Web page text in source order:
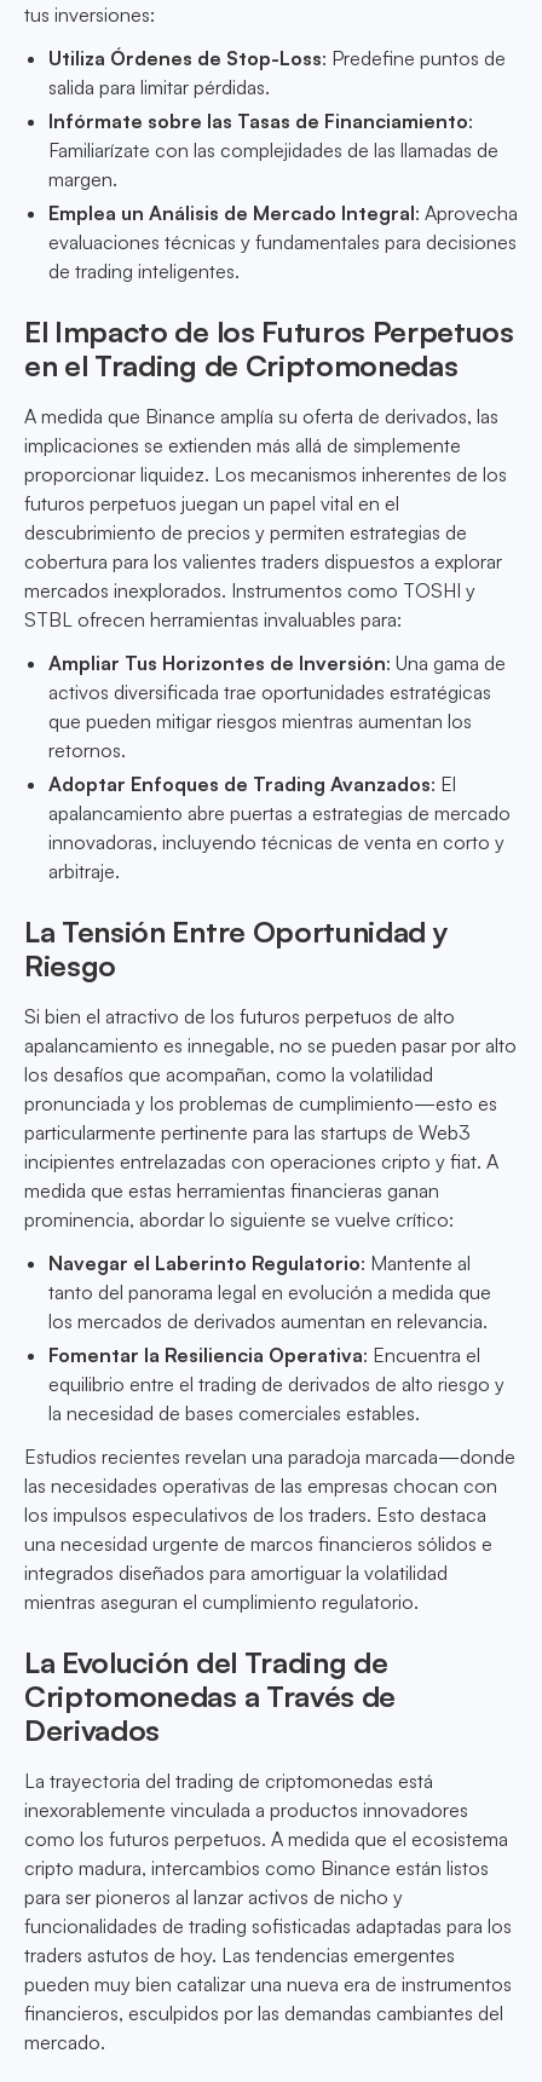
tus inversiones:
Utiliza Órdenes de Stop-Loss: Predefine puntos de
salida para limitar pérdidas.
Infórmate sobre las Tasas de Financiamiento:
Familiarízate con las complejidades de las llamadas de
margen.
Emplea un Análisis de Mercado Integral: Aprovecha
evaluaciones técnicas y fundamentales para decisiones
de trading inteligentes.
El Impacto de los Futuros Perpetuos
en el Trading de Criptomonedas
A medida que Binance amplía su oferta de derivados, las
implicaciones se extienden más allá de simplemente
proporcionar liquidez. Los mecanismos inherentes de los
futuros perpetuos juegan un papel vital en el
descubrimiento de precios y permiten estrategias de
cobertura para los valientes traders dispuestos a explorar
mercados inexplorados. Instrumentos como TOSHI y
STBL ofrecen herramientas invaluables para:
Ampliar Tus Horizontes de Inversión: Una gama de
activos diversificada trae oportunidades estratégicas
que pueden mitigar riesgos mientras aumentan los
retornos.
Adoptar Enfoques de Trading Avanzados: El
apalancamiento abre puertas a estrategias de mercado
innovadoras, incluyendo técnicas de venta en corto y
arbitraje.
La Tensión Entre Oportunidad y
Riesgo
Si bien el atractivo de los futuros perpetuos de alto
apalancamiento es innegable, no se pueden pasar por alto
los desafíos que acompañan, como la volatilidad
pronunciada y los problemas de cumplimiento—esto es
particularmente pertinente para las startups de Web3
incipientes entrelazadas con operaciones cripto y fiat. A
medida que estas herramientas financieras ganan
prominencia, abordar lo siguiente se vuelve crítico:
Navegar el Laberinto Regulatorio: Mantente al
tanto del panorama legal en evolución a medida que
los mercados de derivados aumentan en relevancia.
Fomentar la Resiliencia Operativa: Encuentra el
equilibrio entre el trading de derivados de alto riesgo y
la necesidad de bases comerciales estables.
Estudios recientes revelan una paradoja marcada—donde
las necesidades operativas de las empresas chocan con
los impulsos especulativos de los traders. Esto destaca
una necesidad urgente de marcos financieros sólidos e
integrados diseñados para amortiguar la volatilidad
mientras aseguran el cumplimiento regulatorio.
La Evolución del Trading de
Criptomonedas a Través de
Derivados
La trayectoria del trading de criptomonedas está
inexorablemente vinculada a productos innovadores
como los futuros perpetuos. A medida que el ecosistema
cripto madura, intercambios como Binance están listos
para ser pioneros al lanzar activos de nicho y
funcionalidades de trading sofisticadas adaptadas para los
traders astutos de hoy. Las tendencias emergentes
pueden muy bien catalizar una nueva era de instrumentos
financieros, esculpidos por las demandas cambiantes del
mercado.